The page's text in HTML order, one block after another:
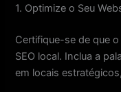
1. Optimize o Seu
Certifique-se de que
SEO local. Inclua a
em locais